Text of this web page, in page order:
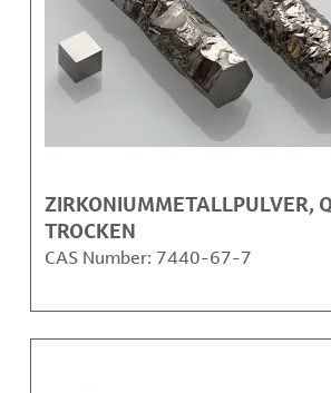
ZIRKONIUMMETALLPULVER,
TROCKEN
CAS Number: 7440-67-7